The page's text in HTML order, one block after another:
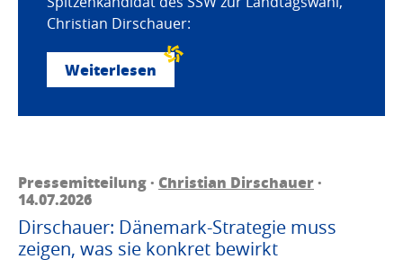
Christian Dirschauer:
Weiterlesen
Pressemitteilung · Christian Dirschauer·
14.07.2026
Dirschauer: Dänemark-Strategie muss
zeigen, was sie konkret bewirkt